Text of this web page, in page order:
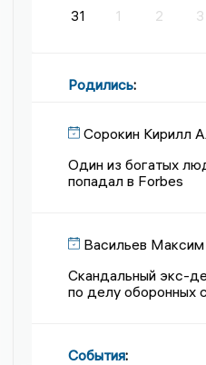
31
1 2 3
Родились:
Сорокин Кирилл
Один из богатых
попадал в Forbes
Васильев
Скандальный экс-
по делу оборонных
События: